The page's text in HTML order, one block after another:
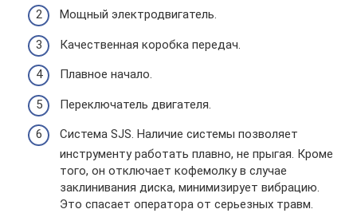
Мощный электродвигатель.
Качественная коробка передач.
Плавное начало.
Переключатель двигателя.
Система SJS. Наличие системы позволяет
инструменту работать плавно, не прыгая. Кроме
того, он отключает кофемолку в случае
заклинивания диска, минимизирует вибрацию.
Это спасает оператора от серьезных травм.